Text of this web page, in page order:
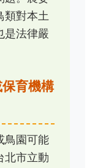
類對本土
是法律嚴
育機構
鳥園可能
北市立動